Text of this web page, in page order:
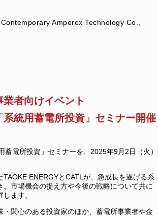
Amperex Technology Co.,
者向けイベント
統用蓄電所投資」セミナー開催
電所投資」セミナーを、2025年9月2日（火）
ENERGYとCATLが、急成長を遂げる系
市場機会の捉え方や今後の戦略について共に
ます。
関心のある投資家のほか、蓄電所事業者や金